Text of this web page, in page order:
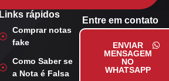
Links rápidos
Comprar notas
fake
Como Saber se
a Nota é Falsa
Entre em contato
ENVIAR
MENSAGEM
NO
WHATSAPP